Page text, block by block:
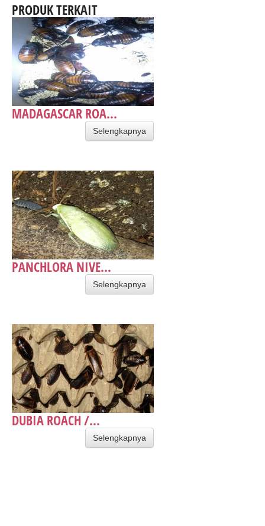
PRODUK TERKAIT
MADAGASCAR ROA...
Selengkapnya
PANCHLORA NIVE...
Selengkapnya
DUBIA ROACH /...
Selengkapnya